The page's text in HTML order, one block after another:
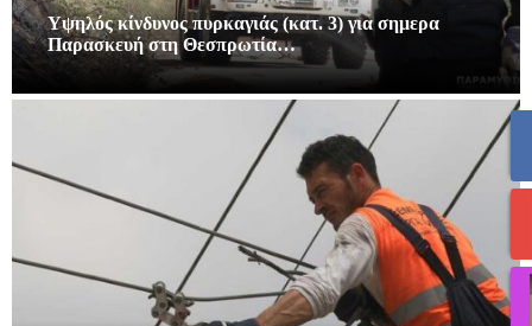
Υψηλός κίνδυνος πυρκαγιάς (κατ. 3) για σημερα
Παρασκευή στη Θεσπρωτία…